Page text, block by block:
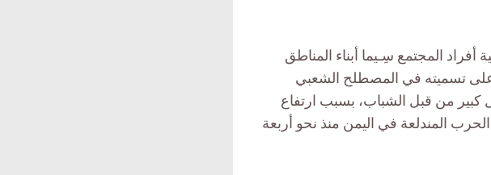
المجتمع سِـيما أبناء المناطق
على تسميته في المصطلح الشعبي
كبير من قبل الشباب، بسبب ارتفاع
المندلعة في اليمن منذ نحو أربعة